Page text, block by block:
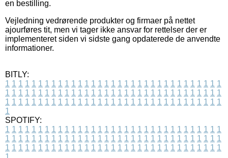
en bestilling.
Vejledning vedrørende produkter og firmaer på nettet
ajourføres tit, men vi tager ikke ansvar for rettelser der er
implementeret siden vi sidste gang opdaterede de anvendte
informationer.
BITLY:
1 1 1 1 1 1 1 1 1 1 1 1 1 1 1 1 1 1 1 1 1 1 1 1 1 1 1 1 1 1 1 1 1
1 1 1 1 1 1 1 1 1 1 1 1 1 1 1 1 1 1 1 1 1 1 1 1 1 1 1 1 1 1 1 1 1
1 1 1 1 1 1 1 1 1 1 1 1 1 1 1 1 1 1 1 1 1 1 1 1 1 1 1 1 1 1 1 1 1
1
SPOTIFY:
1 1 1 1 1 1 1 1 1 1 1 1 1 1 1 1 1 1 1 1 1 1 1 1 1 1 1 1 1 1 1 1 1
1 1 1 1 1 1 1 1 1 1 1 1 1 1 1 1 1 1 1 1 1 1 1 1 1 1 1 1 1 1 1 1 1
1 1 1 1 1 1 1 1 1 1 1 1 1 1 1 1 1 1 1 1 1 1 1 1 1 1 1 1 1 1 1 1 1